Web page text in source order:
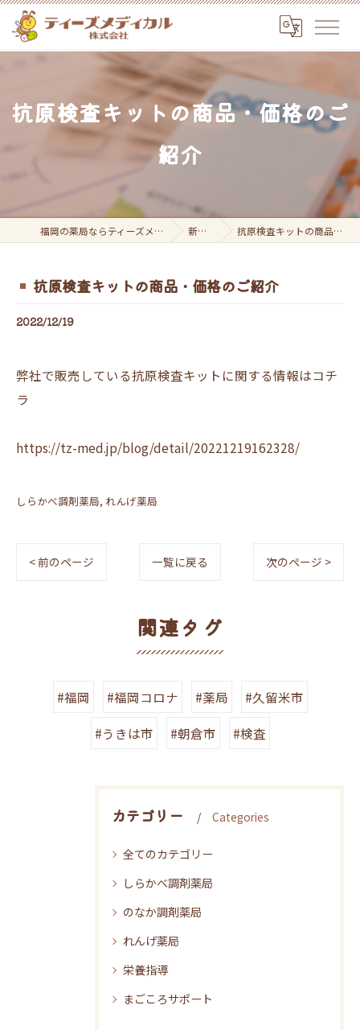
抗原検査キットの商品・価格のご
紹介
福岡の薬局ならティーズメディカル株式会社 新着情報 抗原検査キットの商品・価格のご紹介
抗原検査キットの商品・価格のご紹介
2022/12/19
弊社で販売している抗原検査キットに関する情報はコチ
ラ
https://tz-med.jp/blog/detail/20221219162328/
しらかべ調剤薬局 れんげ薬局
< 前のページ 一覧に戻る 次のページ >
関連タグ
#福岡 #福岡コロナ #薬局 #久留米市
#うきは市 #朝倉市 #検査
カテゴリー Categories
全てのカテゴリー
しらかべ調剤薬局
のなか調剤薬局
れんげ薬局
栄養指導
まごころサポート